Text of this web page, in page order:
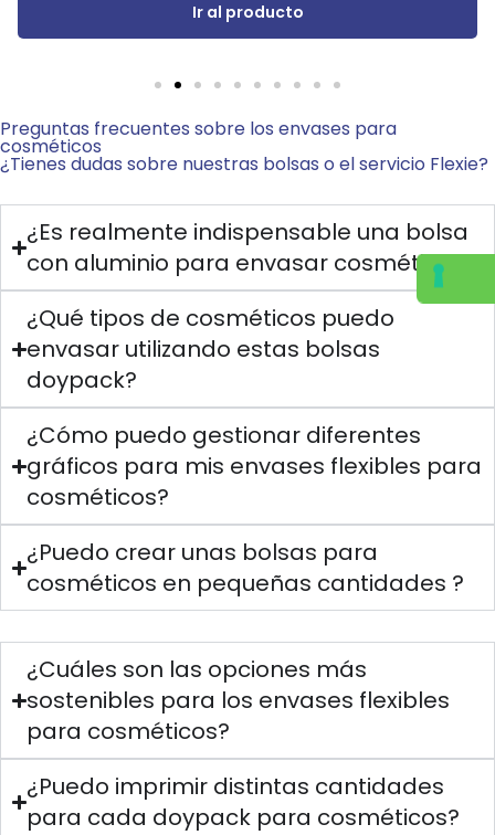
Ir al producto
Preguntas frecuentes sobre los envases para
cosméticos
¿Tienes dudas sobre nuestras bolsas o el servicio Flexie?
¿Es realmente indispensable una bolsa
con aluminio para envasar cosméticos?
¿Qué tipos de cosméticos puedo
envasar utilizando estas bolsas
doypack?
¿Cómo puedo gestionar diferentes
gráficos para mis envases flexibles para
cosméticos?
¿Puedo crear unas bolsas para
cosméticos en pequeñas cantidades ?
¿Cuáles son las opciones más
sostenibles para los envases flexibles
para cosméticos?
¿Puedo imprimir distintas cantidades
para cada doypack para cosméticos?